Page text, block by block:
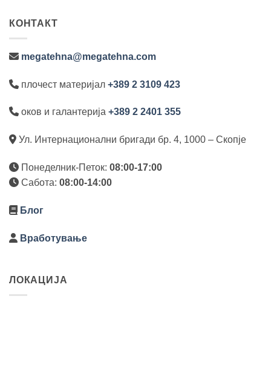
КОНТАКТ
megatehna@megatehna.com
плочест материјал +389 2 3109 423
оков и галантерија +389 2 2401 355
Ул. Интернационални бригади бр. 4, 1000 – Скопје
Понеделник-Петок: 08:00-17:00
Сабота: 08:00-14:00
Блог
Вработување
ЛОКАЦИЈА